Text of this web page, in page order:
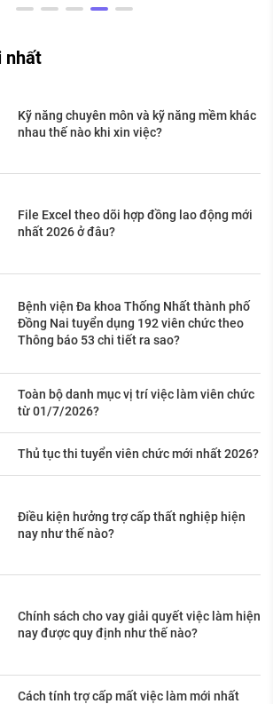
nhất
Kỹ năng chuyên môn và kỹ năng mềm khác
nhau thế nào khi xin việc?
File Excel theo dõi hợp đồng lao động mới
nhất 2026 ở đâu?
Bệnh viện Đa khoa Thống Nhất thành phố
Đồng Nai tuyển dụng 192 viên chức theo
Thông báo 53 chi tiết ra sao?
Toàn bộ danh mục vị trí việc làm viên chức
từ 01/7/2026?
Thủ tục thi tuyển viên chức mới nhất 2026?
Điều kiện hưởng trợ cấp thất nghiệp hiện
nay như thế nào?
Chính sách cho vay giải quyết việc làm hiện
nay được quy định như thế nào?
Cách tính trợ cấp mất việc làm mới nhất